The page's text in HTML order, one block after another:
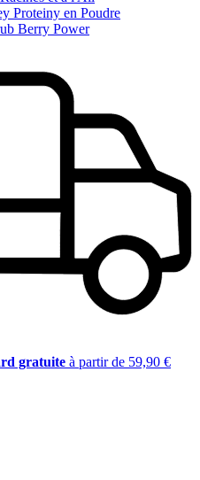
Proteiny en Poudre
Berry Power
gratuite à partir de 59,90 €